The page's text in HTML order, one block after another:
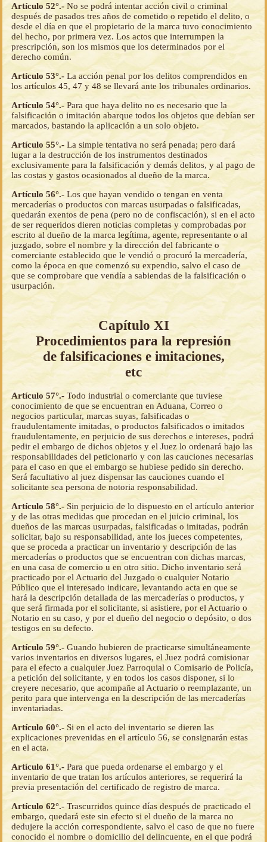
Artículo 52°.- No se podrá intentar acción civil o criminal
después de pasados tres años de cometido o repetido el delito, o
desde el día en que el propietario de la marca tuvo conocimiento
del hecho, por primera vez. Los actos que interrumpen la
prescripción, son los mismos que los determinados por el
derecho común.
Artículo 53°.- La acción penal por los delitos comprendidos en
los artículos 45, 47 y 48 se llevará ante los tribunales ordinarios.
Artículo 54°.- Para que haya delito no es necesario que la
falsificación o imitación abarque todos los objetos que debían ser
marcados, bastando la aplicación a un solo objeto.
Artículo 55°.- La simple tentativa no será penada; pero dará
lugar a la destrucción de los instrumentos destinados
exclusivamente para la falsificación y demás delitos, y al pago de
las costas y gastos ocasionados al dueño de la marca.
Artículo 56°.- Los que hayan vendido o tengan en venta
mercaderías o productos con marcas usurpadas o falsificadas,
quedarán exentos de pena (pero no de confiscación), si en el acto
de ser requeridos dieren noticias completas y comprobadas por
escrito al dueño de la marca legítima, agente, representante o al
juzgado, sobre el nombre y la dirección del fabricante o
comerciante establecido que le vendió o procuró la mercadería,
como la época en que comenzó su expendio, salvo el caso de
que se comprobare que vendía a sabiendas de la falsificación o
usurpación.
Capítulo XI
Procedimientos para la represión
de falsificaciones e imitaciones,
etc
Artículo 57°.- Todo industrial o comerciante que tuviese
conocimiento de que se encuentran en Aduana, Correo o
negocios particular, marcas suyas, falsificadas o
fraudulentamente imitadas, o productos falsificados o imitados
fraudulentamente, en perjuicio de sus derechos e intereses, podrá
pedir el embargo de dichos objetos y el Juez lo ordenará bajo las
responsabilidades del peticionario y con las cauciones necesarias
para el caso en que el embargo se hubiese pedido sin derecho.
Será facultativo al juez dispensar las cauciones cuando el
solicitante sea persona de notoria responsabilidad.
Artículo 58°.- Sin perjuicio de lo dispuesto en el artículo anterior
y de las otras medidas que procedan en el juicio criminal, los
dueños de las marcas usurpadas, falsificadas o imitadas, podrán
solicitar, bajo su responsabilidad, ante los jueces competentes,
que se proceda a practicar un inventario y descripción de las
mercaderías o productos que se encuentran con dichas marcas,
en una casa de comercio u en otro sitio. Dicho inventario será
practicado por el Actuario del Juzgado o cualquier Notario
Público que el interesado indicare, levantando acta en que se
hará la descripción detallada de las mercaderías o productos, y
que será firmada por el solicitante, si asistiere, por el Actuario o
Notario en su caso, y por el dueño del negocio o depósito, o dos
testigos en su defecto.
Artículo 59°.- Guando hubieren de practicarse simultáneamente
varios inventarios en diversos lugares, el Juez podrá comisionar
para el efecto a cualquier Juez Parroquial o Comisario de Policía,
a petición del solicitante, y en todos los casos disponer, si lo
creyere necesario, que acompañe al Actuario o reemplazante, un
perito para que intervenga en la descripción de las mercaderías
inventariadas.
Artículo 60°.- Si en el acto del inventario se dieren las
explicaciones prevenidas en el artículo 56, se consignarán estas
en el acta.
Artículo 61°.- Para que pueda ordenarse el embargo y el
inventario de que tratan los artículos anteriores, se requerirá la
previa presentación del certificado de registro de marca.
Artículo 62°.- Trascurridos quince días después de practicado el
embargo, quedará este sin efecto si el dueño de la marca no
dedujere la acción correspondiente, salvo el caso de que no fuere
conocido el nombre o domicilio del delincuente, en el que podrá